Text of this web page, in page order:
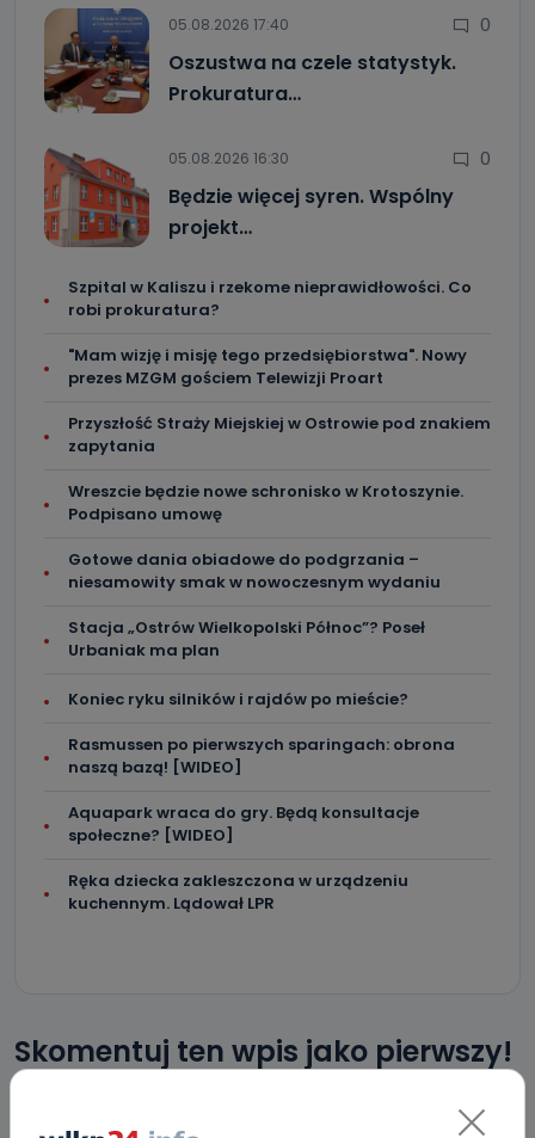
05.08.2026 17:40 0
Oszustwa na czele statystyk.
Prokuratura…
05.08.2026 16:30 0
Będzie więcej syren. Wspólny
projekt…
Szpital w Kaliszu i rzekome nieprawidłowości. Co
robi prokuratura?
"Mam wizję i misję tego przedsiębiorstwa". Nowy
prezes MZGM gościem Telewizji Proart
Przyszłość Straży Miejskiej w Ostrowie pod znakiem
zapytania
Wreszcie będzie nowe schronisko w Krotoszynie.
Podpisano umowę
Gotowe dania obiadowe do podgrzania –
niesamowity smak w nowoczesnym wydaniu
Stacja „Ostrów Wielkopolski Północ”? Poseł
Urbaniak ma plan
Koniec ryku silników i rajdów po mieście?
Rasmussen po pierwszych sparingach: obrona
naszą bazą! [WIDEO]
Aquapark wraca do gry. Będą konsultacje
społeczne? [WIDEO]
Ręka dziecka zakleszczona w urządzeniu
kuchennym. Lądował LPR
Skomentuj ten wpis jako pierwszy!